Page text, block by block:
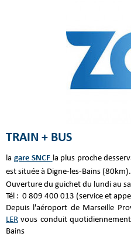
TRAIN + BUS
la gare SNCF la plus proche
est située à Digne-les-Bains (80km).
Ouverture du guichet du lundi au
Tél : 0 809 400 013 (service et
Depuis l'aéroport de Marseille
LER vous conduit
Bains